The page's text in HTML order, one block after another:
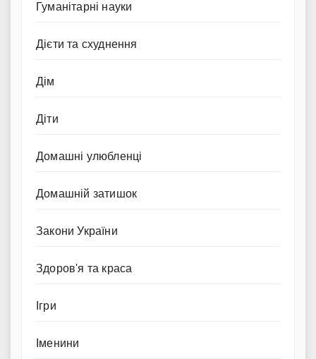
Гуманітарні науки
Дієти та схуднення
Дім
Діти
Домашні улюбленці
Домашній затишок
Закони України
Здоров'я та краса
Ігри
Іменини